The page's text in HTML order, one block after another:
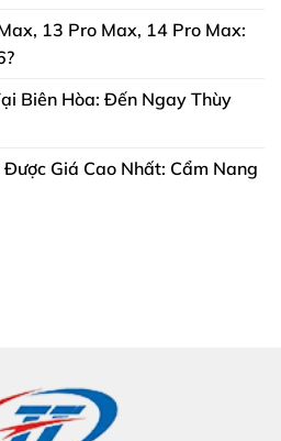
13 Pro Max, 14 Pro Max:
Biên Hòa: Đến Ngay Thùy
Giá Cao Nhất: Cẩm Nang